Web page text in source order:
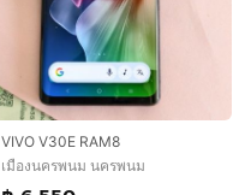
VIVO V30E RAM8
เมืองนครพนม นครพนม